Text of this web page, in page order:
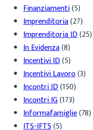
Finanziamenti(5)
Imprenditoria(27)
Imprenditoria ID(25)
In Evidenza(8)
Incentivi ID(5)
Incentivi Lavoro(3)
Incontri ID(150)
Incontri IG(173)
Informafamiglie(78)
ITS-IFTS(5)